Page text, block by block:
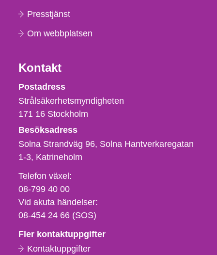
Presstjänst
Om webbplatsen
Kontakt
Strålsäkerhetsmyndigheten
Postadress
Strålsäkerhetsmyndigheten
171 16 Stockholm
Besöksadress
Solna Strandväg 96, Solna Hantverkaregatan
1-3 Katrineholm
Telefon,
fax
och
e-
Telefon växel:
08-799 40 00
Vid akuta händelser:
08-454 24 66 (SOS)
Fler kontaktuppgifter
Kontaktuppgifter